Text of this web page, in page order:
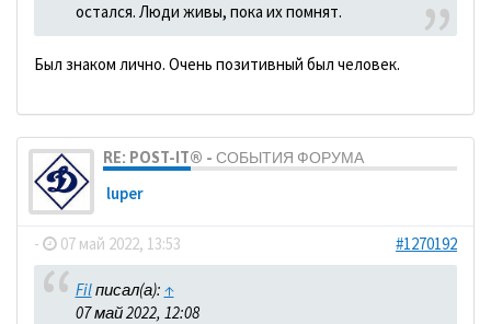
остался. Люди живы, пока их помнят.
Был знаком лично. Очень позитивный был человек.
RE: POST-IT® - СОБЫТИЯ ФОРУМА
luper
- 07 май 2022, 13:53 #1270192
Filписал(а): ↑
07 май 2022, 12:08